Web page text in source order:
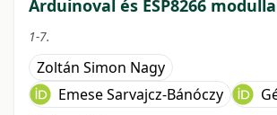
Arduinoval és ESP8266
1-7.
Zoltán Simon Nagy
Emese Sarvajcz-Bánóczy